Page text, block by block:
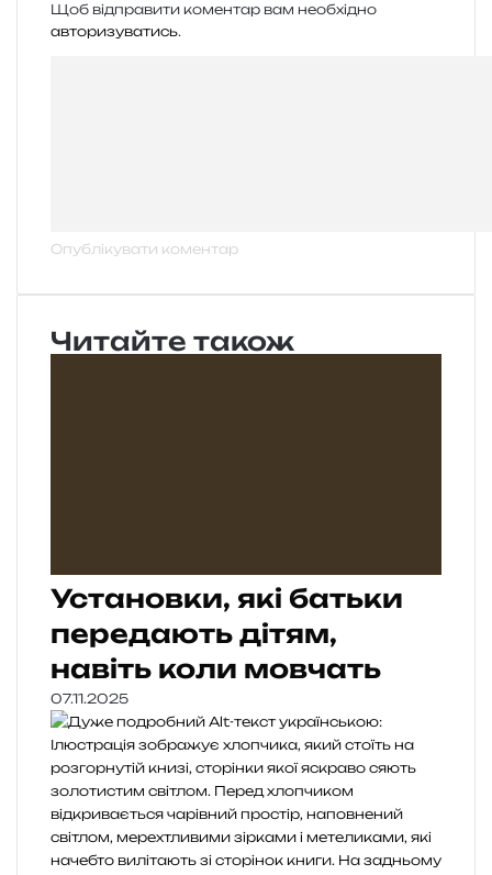
Щоб відправити коментар вам необхідно
авторизуватись.
Читайте також
Установки, які батьки
передають дітям,
навіть коли мовчать
07.11.2025